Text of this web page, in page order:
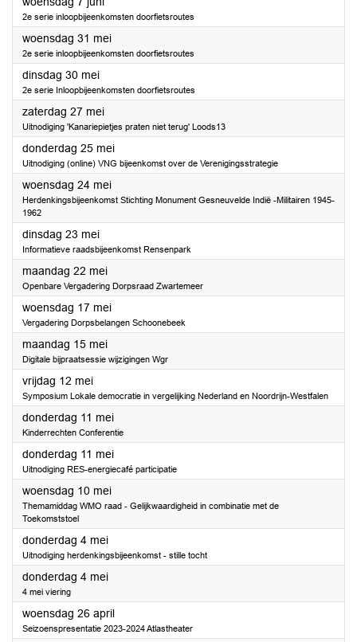
2e serie inloopbijeenkomsten doorfietsroutes
woensdag 31 mei2023
2e serie inloopbijeenkomsten doorfietsroutes
dinsdag 30 mei2023
2e serie Inloopbijeenkomsten doorfietsroutes
zaterdag 27 mei2023
Uitnodiging 'Kanariepietjes praten niet terug' Loods13
donderdag 25 mei2023
Uitnodiging (online) VNG bijeenkomst over de Verenigingsstrategie
woensdag 24 mei2023
Herdenkingsbijeenkomst Stichting Monument Gesneuvelde Indië -Militairen 1945-
1962
dinsdag 23 mei2023
Informatieve raadsbijeenkomst Rensenpark
maandag 22 mei2023
Openbare Vergadering Dorpsraad Zwartemeer
woensdag 17 mei2023
Vergadering Dorpsbelangen Schoonebeek
maandag 15 mei2023
Digitale bijpraatsessie wijzigingen Wgr
vrijdag 12 mei2023
Symposium Lokale democratie in vergelijking Nederland en Noordrijn-Westfalen
donderdag 11 mei2023
Kinderrechten Conferentie
donderdag 11 mei2023
Uitnodiging RES-energiecafé participatie
woensdag 10 mei2023
Themamiddag WMO raad - Gelijkwaardigheid in combinatie met de
Toekomststoel
donderdag 4 mei2023
Uitnodiging herdenkingsbijeenkomst - stille tocht
donderdag 4 mei2023
4 mei viering
woensdag 26 april2023
Seizoenspresentatie 2023-2024 Atlastheater